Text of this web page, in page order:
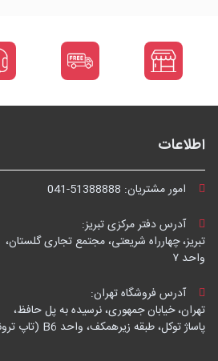
اطلاعات
امور مشتریان: 041-51388888
آدرس دفتر مرکزی تبریز:
تبریز، چهارراه شریعتی، مجتمع تجاری گلستان،
واحد ۷
آدرس فروشگاه تهران:
تهران، خیابان جمهوری، نرسیده به پل حافظ،
پاساژ توکل، طبقه زیرهمکف، واحد B6 (تاپ ترونیک)